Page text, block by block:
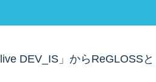
DEV_IS」からReGLOSSと